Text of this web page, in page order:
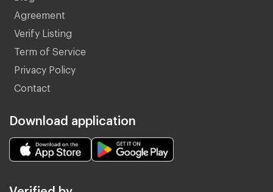
Agreement
Verify Listing
Term of Service
Privacy Policy
Contact
Download application
Verified by